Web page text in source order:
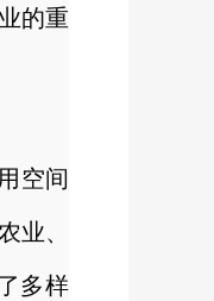
的重
空间
业、
多样